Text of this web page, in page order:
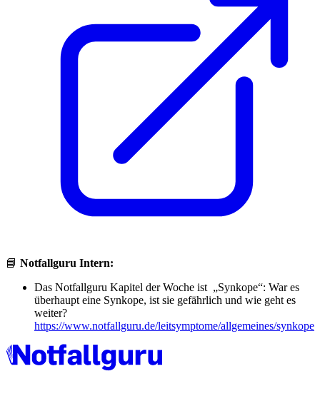
📘 Notfallguru Intern:
Das Notfallguru Kapitel der Woche ist „Synkope“: War es
überhaupt eine Synkope, ist sie gefährlich und wie geht es
weiter?
https://www.notfallguru.de/leitsymptome/allgemeines/synkope